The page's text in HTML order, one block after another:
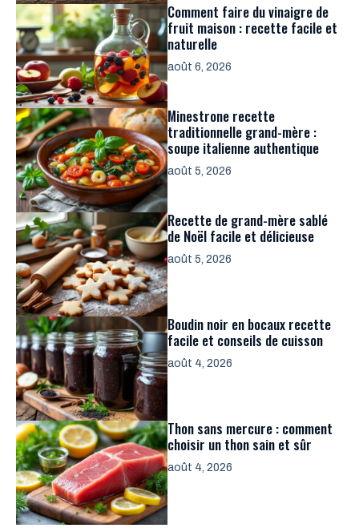
Comment faire du vinaigre de
fruit maison : recette facile et
naturelle
août 6, 2026
Minestrone recette
traditionnelle grand-mère :
soupe italienne authentique
août 5, 2026
Recette de grand-mère sablé
de Noël facile et délicieuse
août 5, 2026
Boudin noir en bocaux recette
facile et conseils de cuisson
août 4, 2026
Thon sans mercure : comment
choisir un thon sain et sûr
août 4, 2026